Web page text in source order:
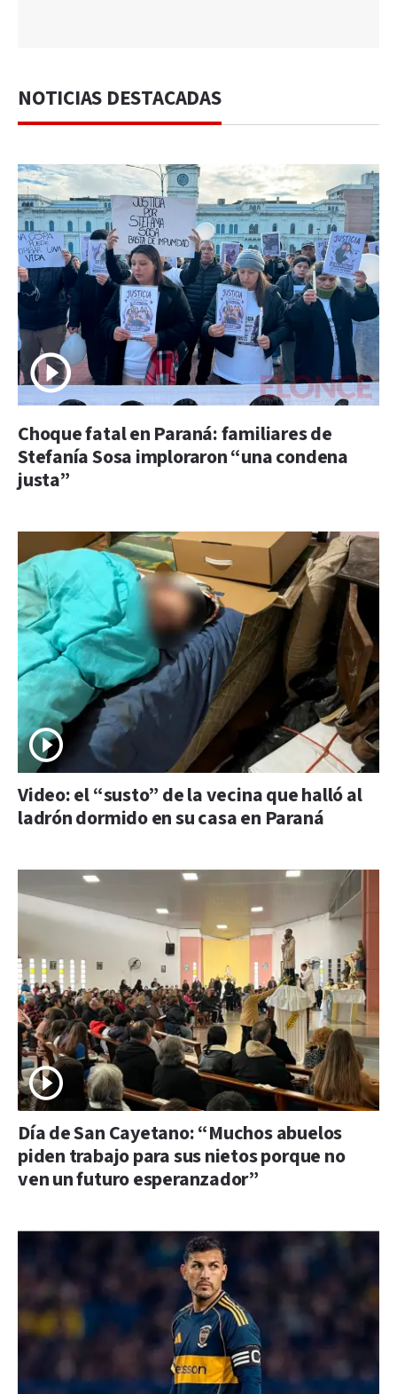
NOTICIAS DESTACADAS
Choque fatal en Paraná: familiares de
Stefanía Sosa imploraron “una condena
justa”
Video: el “susto” de la vecina que halló al
ladrón dormido en su casa en Paraná
Día de San Cayetano: “Muchos abuelos
piden trabajo para sus nietos porque no
ven un futuro esperanzador”